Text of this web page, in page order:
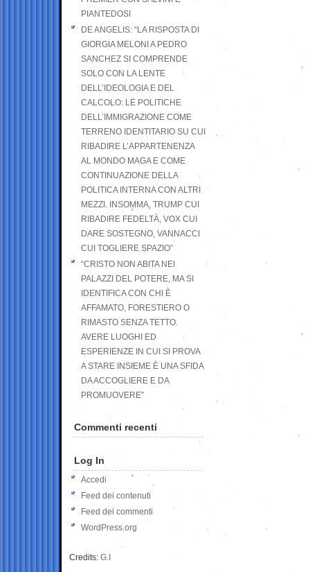
PIANTEDOSI
DE ANGELIS: “LA RISPOSTA DI
GIORGIA MELONI A PEDRO
SANCHEZ SI COMPRENDE
SOLO CON LA LENTE
DELL’IDEOLOGIA E DEL
CALCOLO: LE POLITICHE
DELL’IMMIGRAZIONE COME
TERRENO IDENTITARIO SU CUI
RIBADIRE L’APPARTENENZA
AL MONDO MAGA E COME
CONTINUAZIONE DELLA
POLITICA INTERNA CON ALTRI
MEZZI. INSOMMA, TRUMP CUI
RIBADIRE FEDELTÀ, VOX CUI
DARE SOSTEGNO, VANNACCI
CUI TOGLIERE SPAZIO”
“CRISTO NON ABITA NEI
PALAZZI DEL POTERE, MA SI
IDENTIFICA CON CHI È
AFFAMATO, FORESTIERO O
RIMASTO SENZA TETTO.
AVERE LUOGHI ED
ESPERIENZE IN CUI SI PROVA
A STARE INSIEME È UNA SFIDA
DA ACCOGLIERE E DA
PROMUOVERE”
Commenti recenti
Log In
Accedi
Feed dei contenuti
Feed dei commenti
WordPress.org
Credits: G.I